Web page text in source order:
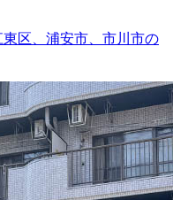
区、浦安市、市川市の